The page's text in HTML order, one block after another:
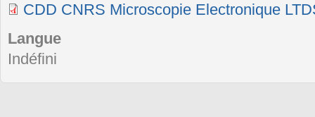
CDD CNRS Microscopie Electronique
Langue
Indéfini